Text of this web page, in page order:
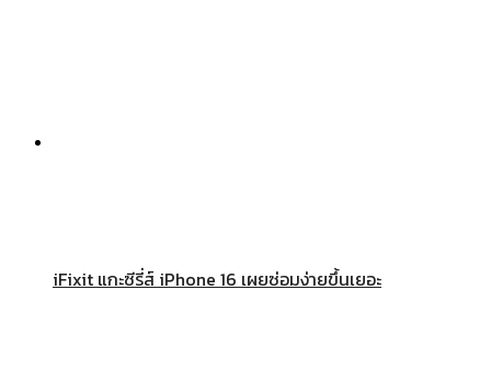
iFixit แกะซีรี่ส์ iPhone 16 เผยซ่อมง่ายขึ้นเยอะ